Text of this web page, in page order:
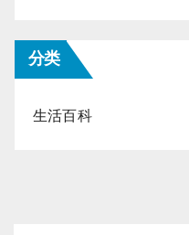
分类
生活百科